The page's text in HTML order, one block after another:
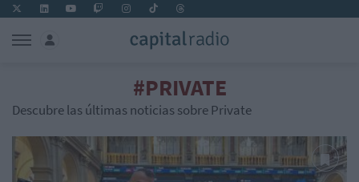
#PRIVATE
Descubre las últimas noticias sobre Private